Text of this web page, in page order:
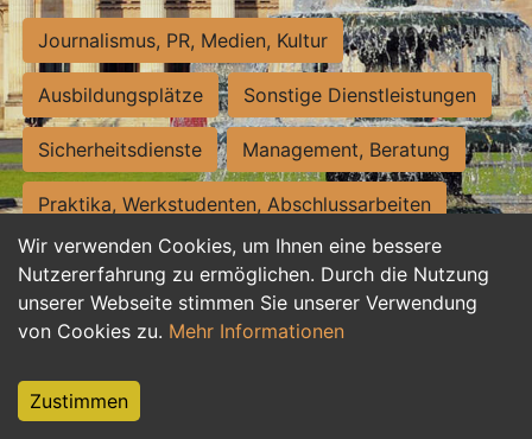
Wir verwenden Cookies, um Ihnen eine bessere
Nutzererfahrung zu ermöglichen. Durch die Nutzung
unserer Webseite stimmen Sie unserer Verwendung
von Cookies zu. Mehr Informationen
Zustimmen
Journalismus, PR, Medien, Kultur
Ausbildungsplätze Sonstige Dienstleistungen
Sicherheitsdienste Management, Beratung
Praktika, Werkstudenten, Abschlussarbeiten
Personalwesen Assistenz, Sekretariat
Hilfskräfte, Aushilfs- und Nebenjobs
Weiterbildung, Studium, duale Ausbildung